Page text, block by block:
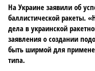
На Украине заявили об
баллистической ракеты.
дела в украинской
заявления о создании
быть ширмой для
типа.